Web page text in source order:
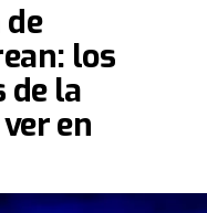
los
de la
en